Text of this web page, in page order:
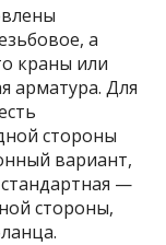
а
краны или
арматура. Для
стороны
вариант,
—
стороны,